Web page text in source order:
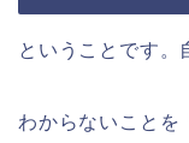
ということです。
わからないことを